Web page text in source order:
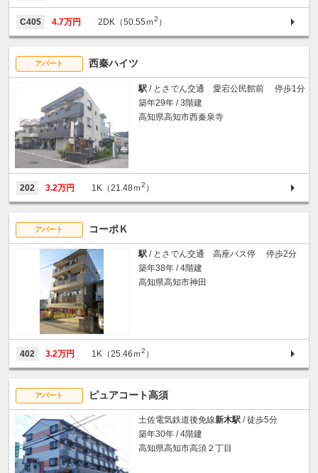
C405 4.7万円 2DK（50.55ｍ2 ）
アパート 西秦ハイツ
駅 / とさでん交通 愛宕公民館前 停歩1分
築年29年 / 3階建
高知県高知市西秦泉寺
202 3.2万円 1K（21.48ｍ2 ）
アパート コーポＫ
駅 / とさでん交通 高座バス停 停歩2分
築年38年 / 4階建
高知県高知市神田
402 3.2万円 1K（25.46ｍ2 ）
アパート ピュアコート高須
土佐電気鉄道後免線新木駅 / 徒歩5分
築年30年 / 4階建
高知県高知市高須２丁目